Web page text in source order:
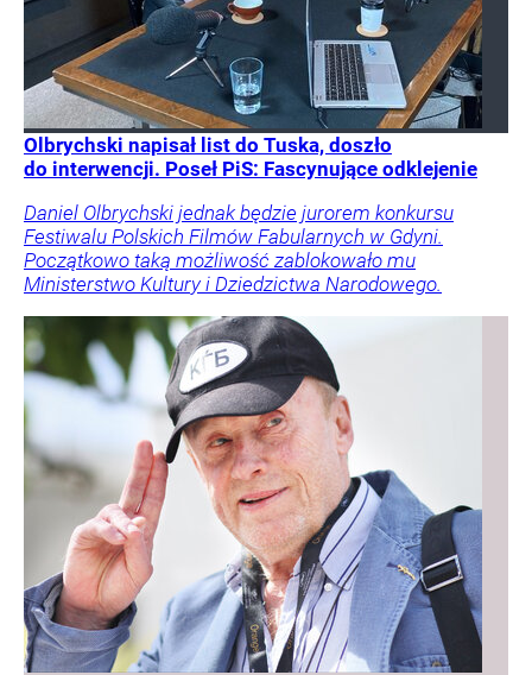
Olbrychski napisał list do Tuska, doszło
do interwencji. Poseł PiS: Fascynujące odklejenie
Daniel Olbrychski jednak będzie jurorem konkursu
Festiwalu Polskich Filmów Fabularnych w Gdyni.
Początkowo taką możliwość zablokowało mu
Ministerstwo Kultury i Dziedzictwa Narodowego.